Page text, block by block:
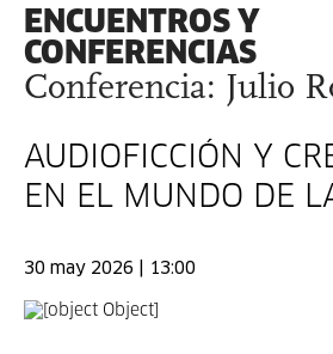
ENCUENTROS Y
CONFERENCIAS
Conferencia: Julio
AUDIOFICCIÓN Y
EN EL MUNDO DE
30 may 2026 | 13:00